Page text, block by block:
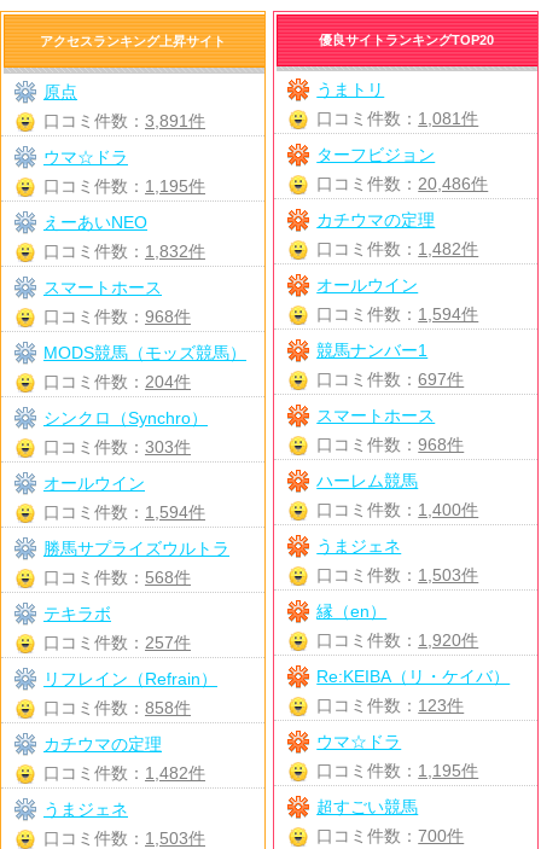
優良サイトランキングTOP20
うまトリ
口コミ件数： 1,081件
ターフビジョン
口コミ件数： 20,486件
カチウマの定理
口コミ件数： 1,482件
オールウイン
口コミ件数： 1,594件
競馬ナンバー1
口コミ件数：697件
スマートホース
口コミ件数：968件
ハーレム競馬
口コミ件数： 1,400件
うまジェネ
口コミ件数： 1,503件
縁（en）
口コミ件数： 1,920件
Re:KEIBA（リ・ケイバ）
口コミ件数： 123件
ウマ☆ドラ
口コミ件数： 1,195件
超すごい競馬
口コミ件数：700件
アクセスランキング上昇サイト
原点
口コミ件数： 3,891件
ウマ☆ドラ
口コミ件数： 1,195件
えーあいNEO
口コミ件数： 1,832件
スマートホース
口コミ件数： 968件
MODS競馬（モッズ競馬）
口コミ件数： 204件
シンクロ（Synchro）
口コミ件数： 303件
オールウイン
口コミ件数： 1,594件
勝馬サプライズウルトラ
口コミ件数： 568件
テキラボ
口コミ件数： 257件
リフレイン（Refrain）
口コミ件数： 858件
カチウマの定理
口コミ件数： 1,482件
うまジェネ
口コミ件数： 1,503件